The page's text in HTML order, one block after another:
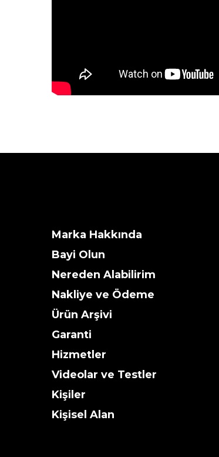
Marka Hakkında
Bayi Olun
Nereden Alabilirim
Nakliye ve Ödeme
Ürün Arşivi
Garanti
Hizmetler
Videolar ve Testler
Kişiler
Kişisel Alan